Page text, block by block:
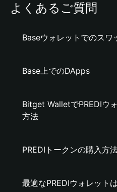
よくあるご質問
Baseウォレットでのスワ
Base上でのDApps
Bitget WalletでPREDIウ
方法
PREDIトークンの購入方
最適なPREDIウォレット